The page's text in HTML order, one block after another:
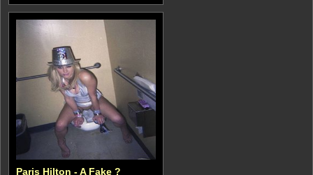
Paris Hilton - A Fake ?